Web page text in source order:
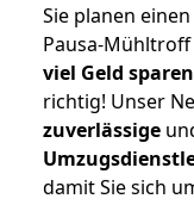
Sie planen
Pausa-
viel Geld
richtig! Unser
zuverlässige
damit Sie sich